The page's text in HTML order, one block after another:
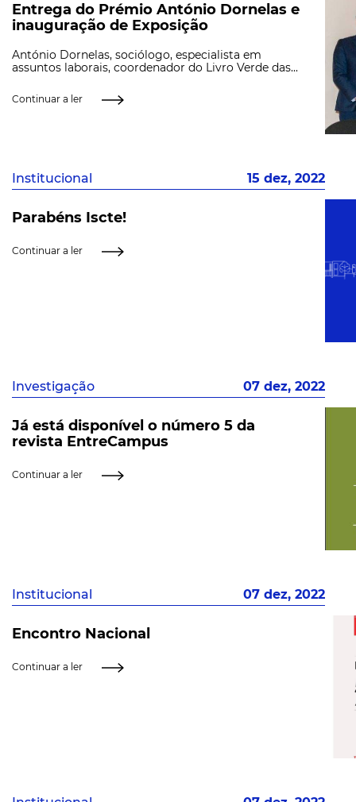
Entrega do Prémio António Dornelas e
inauguração de Exposição
António Dornelas, sociólogo, especialista em
assuntos laborais, coordenador do Livro Verde das...
Continuar a ler
Institucional 15 dez, 2022
Parabéns Iscte!
Continuar a ler
Investigação 07 dez, 2022
Já está disponível o número 5 da
revista EntreCampus
Continuar a ler
Institucional 07 dez, 2022
Encontro Nacional
Continuar a ler